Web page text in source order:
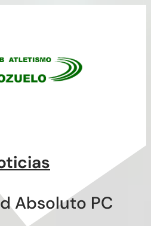
Absoluto PC